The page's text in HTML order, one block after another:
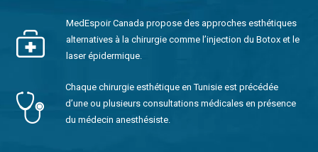
MedEspoir Canada propose des approches esthétiques
alternatives à la chirurgie comme l’injection du Botox et le
laser épidermique.
Chaque chirurgie esthétique en Tunisie est précédée
d’une ou plusieurs consultations médicales en présence
du médecin anesthésiste.